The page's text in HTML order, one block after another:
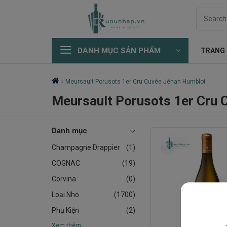
DANH MỤC SẢN PHẨM TRANG
» Meursault Porusots 1er Cru Cuvée Jéhan Humblot
Meursault Porusots 1er Cru
Danh mục
Champagne Drappier
(1)
COGNAC
(19)
Corvina
(0)
Loại Nho
(1700)
Phụ Kiện
(2)
Xem thêm